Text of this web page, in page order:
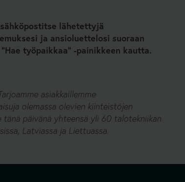
lähetettyjä
ja ansioluettelosi suoraan
työpaikkaa” -painikkeen kautta.
asiakkaillemme
olemassa olevien kiinteistöjen
päivänä yhteensä yli 60 talotekniikan
Latviassa ja Liettuassa.